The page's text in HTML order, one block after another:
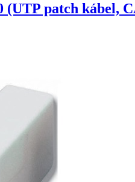
(UTP patch kábel,